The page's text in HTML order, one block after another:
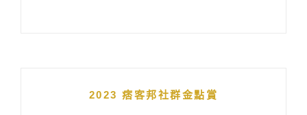
2023 痞客邦社群金點賞